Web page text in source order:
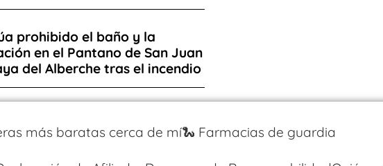
prohibido el baño y la
en el Pantano de San Juan
del Alberche tras el incendio
más baratas cerca de mí🐍 Farmacias de guardia